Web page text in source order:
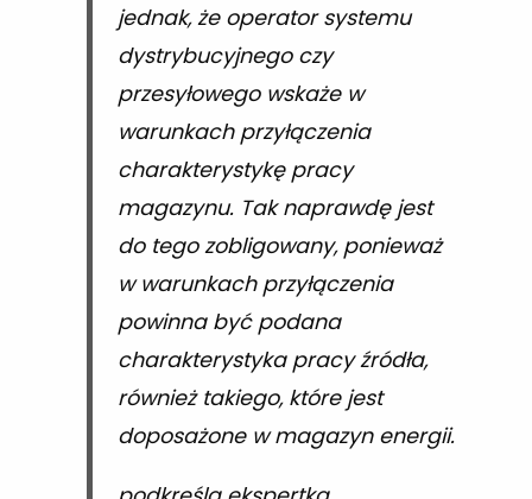
jednak, że operator systemu
dystrybucyjnego czy
przesyłowego wskaże w
warunkach przyłączenia
charakterystykę pracy
magazynu. Tak naprawdę jest
do tego zobligowany, ponieważ
w warunkach przyłączenia
powinna być podana
charakterystyka pracy źródła,
również takiego, które jest
doposażone w magazyn energii.